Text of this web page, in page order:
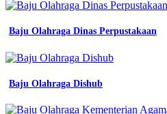
Baju Olahraga Dinas Perpustakaan
Baju Olahraga Dishub